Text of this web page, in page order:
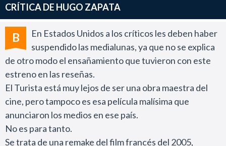
CRÍTICA DE HUGO ZAPATA
B
En Estados Unidos a los críticos les deben haber
suspendido las medialunas, ya que no se explica
de otro modo el ensañamiento que tuvieron con este
estreno en las reseñas.
El Turista está muy lejos de ser una obra maestra del
cine, pero tampoco es esa película malísima que
anunciaron los medios en ese país.
No es para tanto.
Se trata de una remake del film francés del 2005,